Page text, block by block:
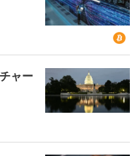
ャー